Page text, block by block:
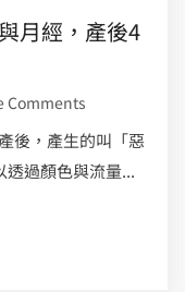
月經，產後4
Comments
後，產生的叫「惡
透過顏色與流量...